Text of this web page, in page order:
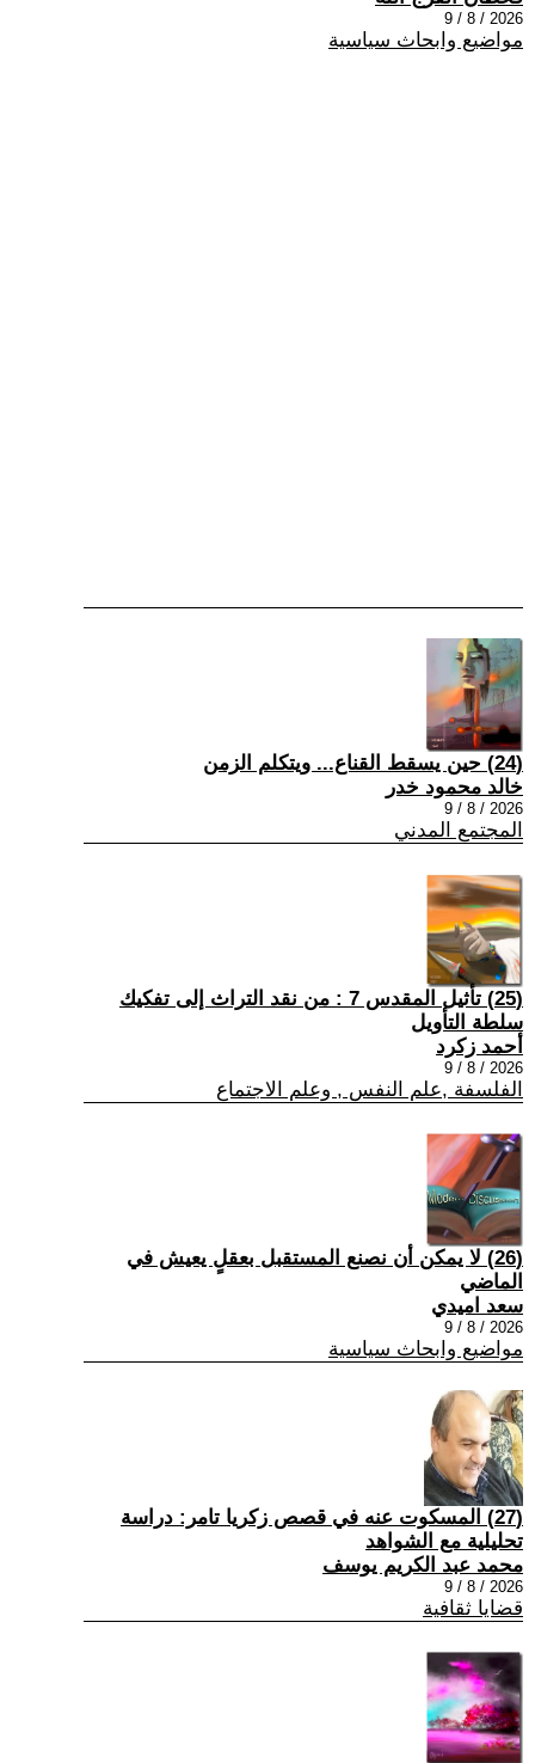
2026 / 8 / 9
مواضيع وابحاث سياسية
(24) حين يسقط القناع... ويتكلم الزمن
خالد محمود خدر
2026 / 8 / 9
المجتمع المدني
(25) تأثيل المقدس 7 : من نقد التراث إلى تفكيك
سلطة التأويل
أحمد زكرد
2026 / 8 / 9
الفلسفة ,علم النفس , وعلم الاجتماع
(26) لا يمكن أن نصنع المستقبل بعقلٍ يعيش في
الماضي
سعد اميدي
2026 / 8 / 9
مواضيع وابحاث سياسية
(27) المسكوت عنه في قصص زكريا تامر: دراسة
تحليلية مع الشواهد
محمد عبد الكريم يوسف
2026 / 8 / 9
قضايا ثقافية